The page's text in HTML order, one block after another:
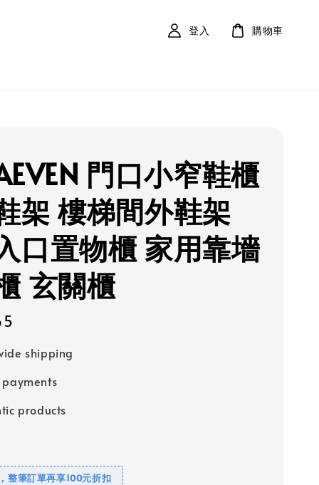
登入 購物車
門口小窄鞋櫃
架 樓梯間外鞋架
口置物櫃 家用靠墻
玄關櫃
shipping
payments
products
整筆訂單再享100元折扣